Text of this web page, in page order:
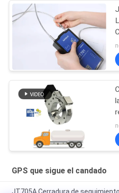
GPS que sigue el candado
JT705A Cerradura de